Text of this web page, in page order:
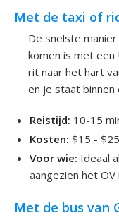
Met de taxi of
De snelste
komen is met een
rit naar het hart
en je staat
Reistijd: 10-15
Kosten: $15 -
Voor wie: Ideaal
aangezien het
Met de bus van